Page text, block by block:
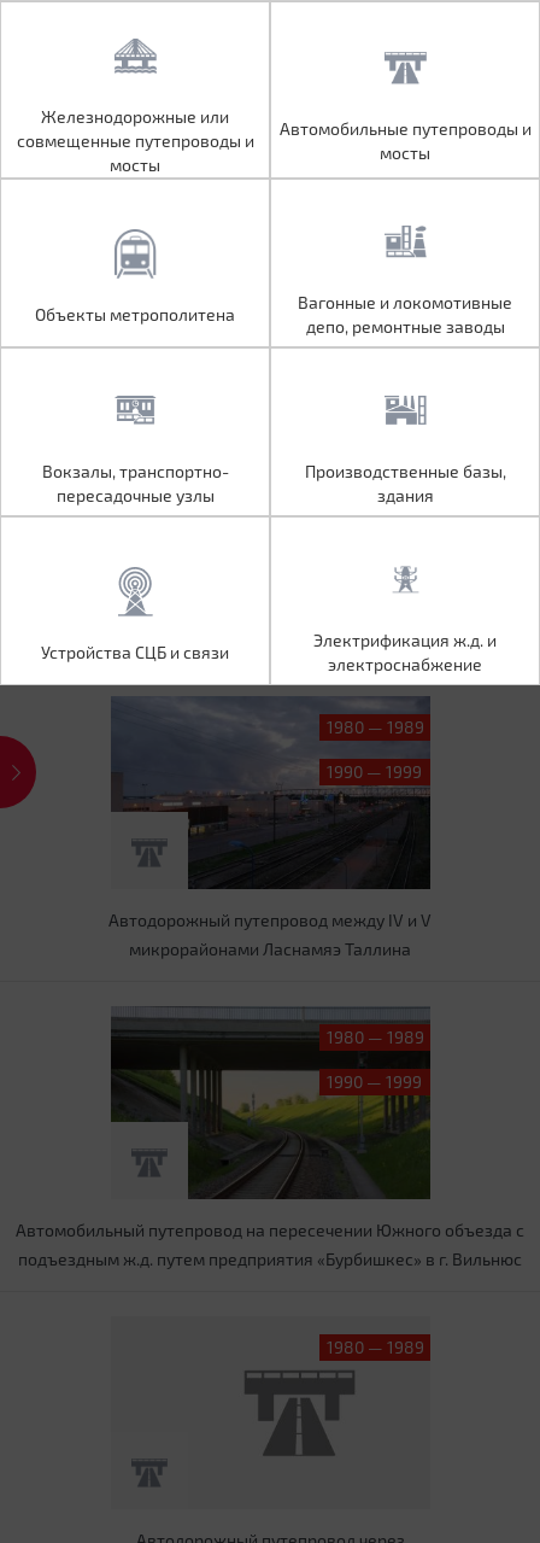
Железнодорожные или
совмещенные путепроводы и
мосты
Автомобильные путепроводы и
мосты
Вагонные и локомотивные
Вокзалы, транспортно-
пересадочные узлы
Производственные базы,
Электрификация ж.д. и
электроснабжение
Железнодорожные или
совмещенные путепроводы и
мосты
Автомобильные путепроводы и
мосты
Объекты метрополитена
Вагонные и локомотивные
депо, ремонтные заводы
Вокзалы, транспортно-
пересадочные узлы
Производственные базы,
здания
Устройства СЦБ и связи
Электрификация ж.д. и
электроснабжение
1980 — 1989
1990 — 1999
Автодорожный путепровод между IV и V
микрорайонами Ласнамяэ Таллина
1980 — 1989
1990 — 1999
Автомобильный путепровод на пересечении Южного объезда с
подъездным ж.д. путем предприятия «Бурбишкес» в г. Вильнюс
1980 — 1989